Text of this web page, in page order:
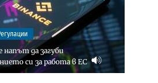
напът да загуби
си за работа в ЕС